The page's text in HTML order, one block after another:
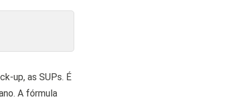
up, as SUPs. É
A fórmula